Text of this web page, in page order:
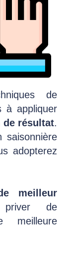
de
à appliquer
de résultat.
saisonnière
adopterez
meilleur
de
meilleure